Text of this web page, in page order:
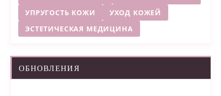
УПРУГОСТЬ КОЖИ
УХОД КОЖЕЙ
ЭСТЕТИЧЕСКАЯ МЕДИЦИНА
ОБНОВЛЕНИЯ